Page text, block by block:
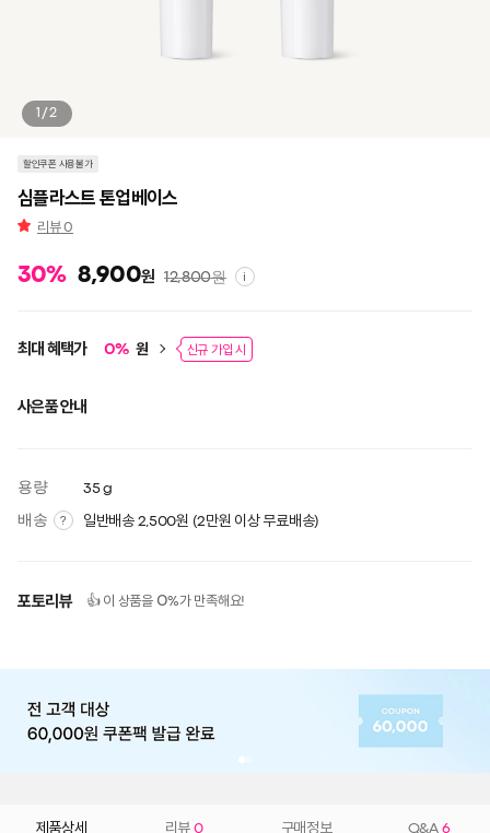
1/2
할인쿠폰 사용불가
심플라스트 톤업베이스
리뷰0
30% 8,900원 12,800원 i
최대 혜택가 0% 원 신규 가입 시
사은품 안내
용량 35 g
배송 ? 일반배송 2,500원 (2만원 이상 무료배송)
포토리뷰 👍 이 상품을 0%가 만족해요!
제품상세 리뷰 0 구매정보 Q&A 6